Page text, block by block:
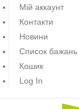
Мій аккаунт
Контакти
Новини
Список бажань
Кошик
Log In